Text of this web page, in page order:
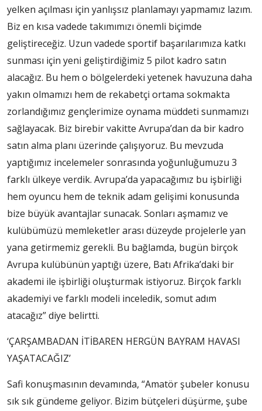
yelken açılması için yanlışsız planlamayı yapmamız lazım.
Biz en kısa vadede takımımızı önemli biçimde
geliştireceğiz. Uzun vadede sportif başarılarımıza katkı
sunması için yeni geliştirdiğimiz 5 pilot kadro satın
alacağız. Bu hem o bölgelerdeki yetenek havuzuna daha
yakın olmamızı hem de rekabetçi ortama sokmakta
zorlandığımız gençlerimize oynama müddeti sunmamızı
sağlayacak. Biz birebir vakitte Avrupa’dan da bir kadro
satın alma planı üzerinde çalışıyoruz. Bu mevzuda
yaptığımız incelemeler sonrasında yoğunluğumuzu 3
farklı ülkeye verdik. Avrupa’da yapacağımız bu işbirliği
hem oyuncu hem de teknik adam gelişimi konusunda
bize büyük avantajlar sunacak. Sonları aşmamız ve
kulübümüzü memleketler arası düzeyde projelerle yan
yana getirmemiz gerekli. Bu bağlamda, bugün birçok
Avrupa kulübünün yaptığı üzere, Batı Afrika’daki bir
akademi ile işbirliği oluşturmak istiyoruz. Birçok farklı
akademiyi ve farklı modeli inceledik, somut adım
atacağız” diye belirtti.
‘ÇARŞAMBADAN İTİBAREN HERGÜN BAYRAM HAVASI
YAŞATACAĞIZ’
Safi konuşmasının devamında, “Amatör şubeler konusu
sık sık gündeme geliyor. Bizim bütçeleri düşürme, şube